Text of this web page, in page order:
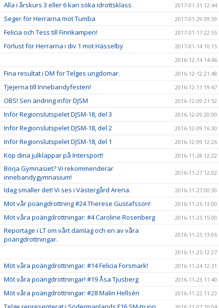
Alla i årskurs 3 eller 6 kan söka idrottsklass 2017-01-31 12:44
Seger för Herrarna mot Tumba 2017-01-29 09:59
Felicia och Tess till Finnkampen! 2017-01-17 22:55
Förlust för Herrarna i div 1 mot Hässelby
2017-01-14 10:15
2016-12-14 14:46
Fina resultat i DM för Telges ungdomar. 2016-12-12 21:48
Tjejerna till Innebandyfesten! 2016-12-11 19:47
OBS! Sen ändring inför DJSM 2016-12-09 21:52
Inför Regionslutspelet DJSM-18, del 3 2016-12-09 20:00
Inför Regionslutspelet DJSM-18, del 2 2016-12-09 16:30
Inför Regionslutspelet DJSM-18, del 1 2016-12-09 12:26
Köp dina julklappar på Intersport! 2016-11-28 12:22
Börja Gymnasiet? Vi rekommenderar
innebandygymnasium!
2016-11-27 12:02
Idag smäller det! Vi ses i Västergård Arena. 2016-11-27 00:30
Möt vår poängdrottning #24 Therese Gustafsson! 2016-11-26 13:00
Möt våra poängdrottningar: #4 Caroline Rosenberg 2016-11-25 15:00
Reportage i LT om vårt damlag och en av våra
poängdrottningar.
2016-11-25 13:06
2016-11-25 12:27
Möt våra poängdrottningar: #14 Felicia Forsmark! 2016-11-24 12:31
Möt våra poängdrottningar! #19 Åsa Tjusberg 2016-11-23 11:40
Möt våra poängdrottningar: #28 Malin Hellsén 2016-11-22 11:23